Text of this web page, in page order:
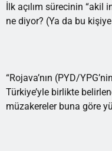
İlk açılım sürecinin “akil
ne diyor? (Ya da bu
“Rojava’nın (PYD/
Türkiye’yle birlikte
müzakereler buna göre